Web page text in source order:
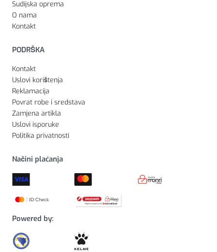
Sudijska oprema
O nama
Kontakt
PODRŠKA
Kontakt
Uslovi korištenja
Reklamacija
Povrat robe i sredstava
Zamjena artikla
Uslovi isporuke
Politika privatnosti
Načini plaćanja
Powered by: